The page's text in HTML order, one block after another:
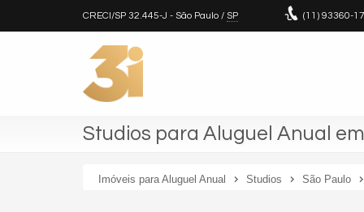
CRECI/SP 32.445-J - São Paulo / SP (11) 93360-
Studios para Aluguel Anual
Imóveis para Aluguel Anual Studios São Paulo